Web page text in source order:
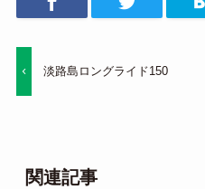
淡路島ロングライド150
関連記事